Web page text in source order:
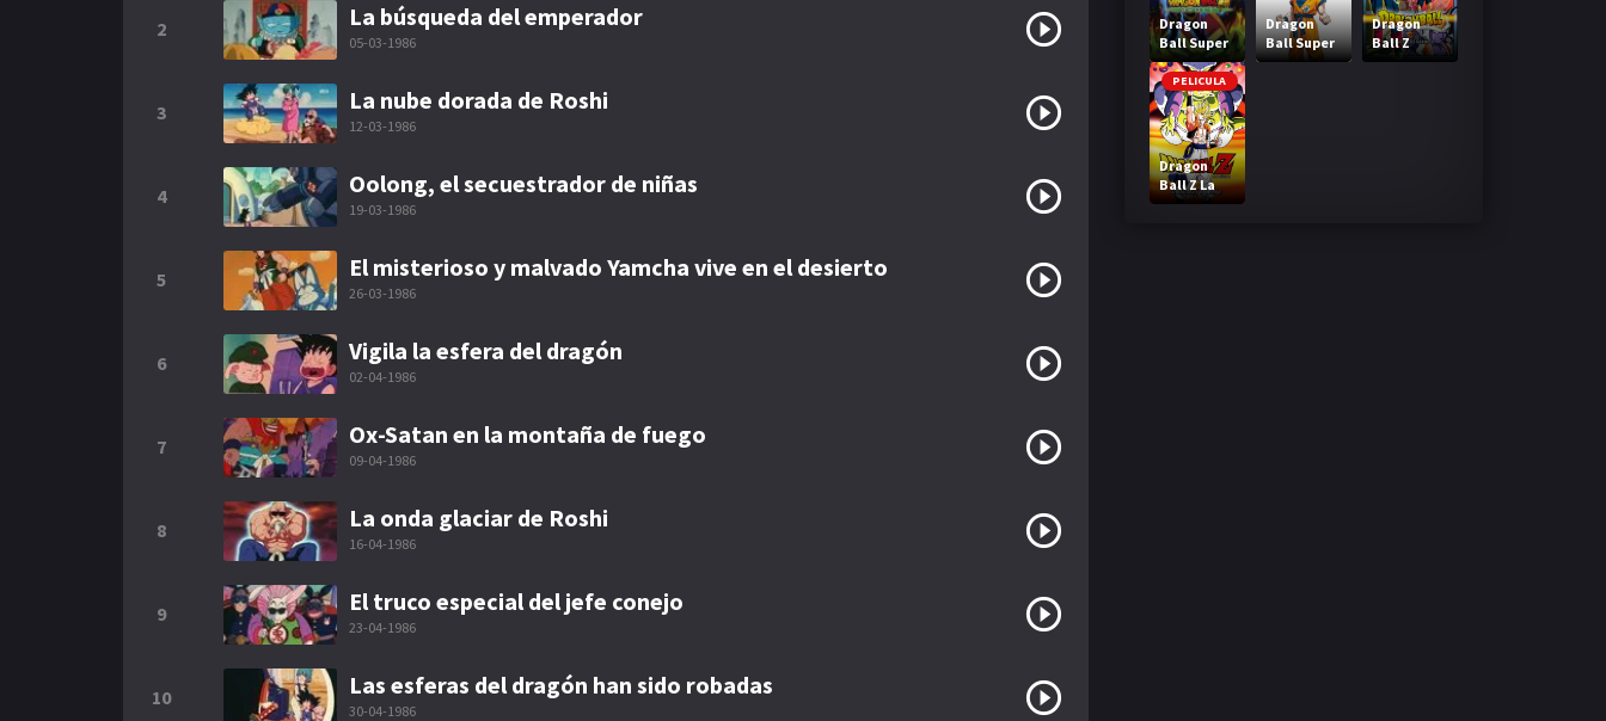
2 La búsqueda del emperador
05-03-1986
3 La nube dorada de Roshi
12-03-1986
4 Oolong, el secuestrador de niñas
19-03-1986
5 El misterioso y malvado Yamcha vive en el desierto
26-03-1986
6 Vigila la esfera del dragón
02-04-1986
7 Ox-Satan en la montaña de fuego
09-04-1986
8 La onda glaciar de Roshi
16-04-1986
9 El truco especial del jefe conejo
23-04-1986
10 Las esferas del dragón han sido robadas
30-04-1986
Dragon
Ball Super
Broly
Dragon
Ball Super
Super Hero
Dragon
Ball Z
Bardock El
PELICULA
Dragon
Ball Z La
Fusion de